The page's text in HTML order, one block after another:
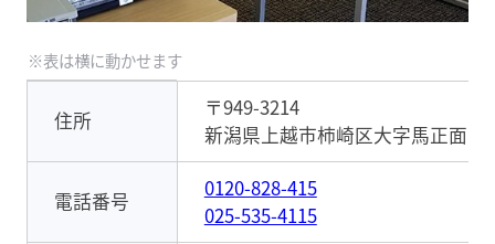
住所
〒949-3214
新潟県上越市柿崎区大字馬正面
電話番号
0120-828-415
025-535-4115